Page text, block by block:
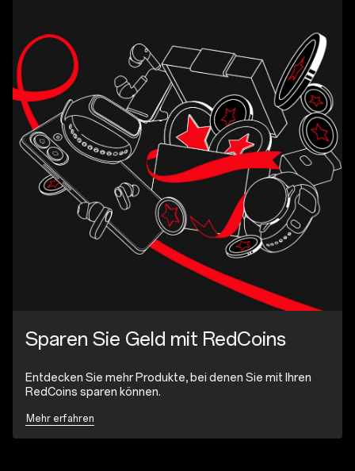
Sparen Sie Geld mit RedCoins
Entdecken Sie mehr Produkte, bei denen Sie mit Ihren
RedCoins sparen können.
Mehr erfahren